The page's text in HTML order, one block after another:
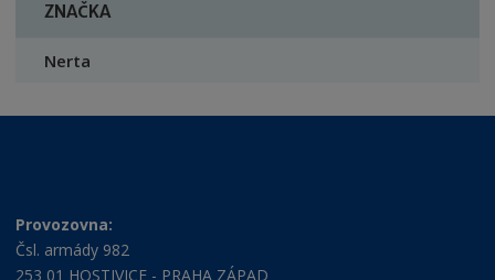
ZNAČKA
Nerta
Provozovna:
Čsl. armády 982
253 01 HOSTIVICE - PRAHA ZÁPAD